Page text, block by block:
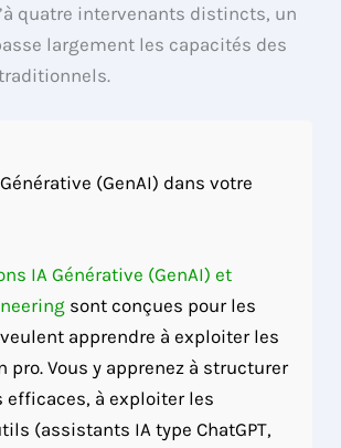
quatre intervenants distincts, un
largement les capacités des
(GenAI) dans votre
IA Générative (GenAI) et
sont conçues pour les
apprendre à exploiter les
pro. Vous y apprenez à structurer
efficaces, à exploiter les
(assistants IA type ChatGPT,